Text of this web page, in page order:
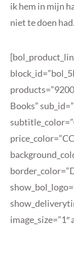
ik hem in mijn
niet te doen had.
Books”